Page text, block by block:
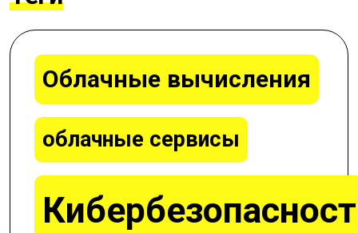
Облачные вычисления
облачные сервисы